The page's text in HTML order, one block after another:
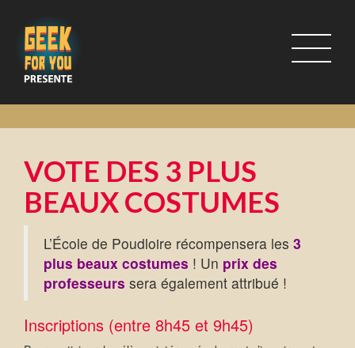
VOTE DES 3 PLUS
BEAUX COSTUMES
L’École de Poudloire récompensera les 3
plus beaux costumes ! Un prix des
professeurs sera également attribué !
Inscriptions (entre 8h45 et 9h45)